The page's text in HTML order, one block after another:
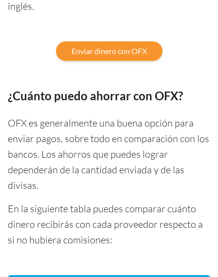
inglés.
Enviar dinero con OFX
¿Cuánto puedo ahorrar con OFX?
OFX es generalmente una buena opción para
enviar pagos, sobre todo en comparación con los
bancos. Los ahorros que puedes lograr
dependerán de la cantidad enviada y de las
divisas.
En la siguiente tabla puedes comparar cuánto
dinero recibirás con cada proveedor respecto a
si no hubiera comisiones: